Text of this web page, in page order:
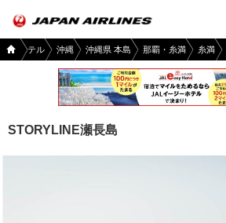
国内
ツアーホテル 沖縄 沖縄県 本島 那覇・糸満 糸満
STORYLINE瀬長島